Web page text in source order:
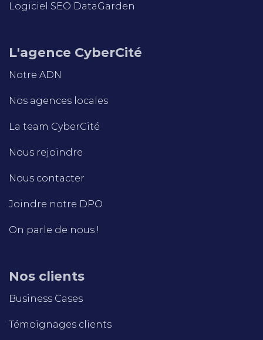
Logiciel SEO DataGarden
L'agence CyberCité
Notre ADN
Nos agences locales
La team CyberCité
Nous rejoindre
Nous contacter
Joindre notre DPO
On parle de nous !
Nos clients
Business Cases
Témoignages clients